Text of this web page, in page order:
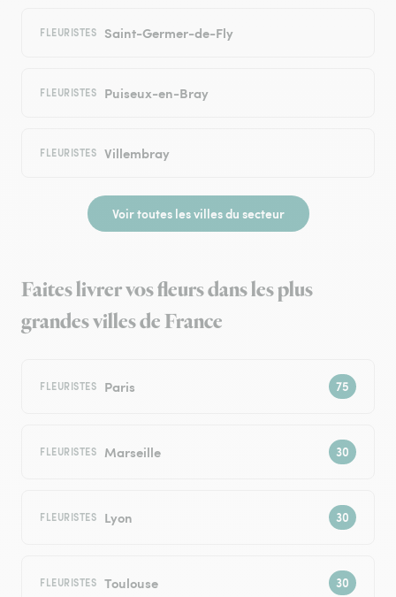
FLEURISTES Saint-Germer-de-Fly
FLEURISTES Puiseux-en-Bray
FLEURISTES Villembray
Voir toutes les villes du secteur
Faites livrer vos fleurs dans les plus
grandes villes de France
FLEURISTES Paris
FLEURISTES Marseille
FLEURISTES Lyon
FLEURISTES Toulouse